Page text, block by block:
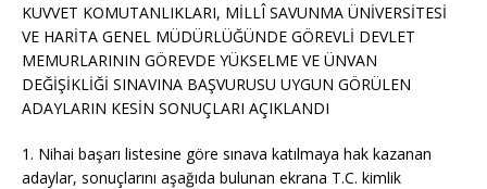
KUVVET KOMUTANLIKLARI, MİLLÎ SAVUNMA ÜNİVERSİTESİ
VE HARİTA GENEL MÜDÜRLÜĞÜNDE GÖREVLİ DEVLET
MEMURLARININ GÖREVDE YÜKSELME VE ÜNVAN
DEĞİŞİKLİĞİ SINAVINA BAŞVURUSU UYGUN GÖRÜLEN
ADAYLARIN KESİN SONUÇLARI AÇIKLANDI
1. Nihai başarı listesine göre sınava katılmaya hak kazanan
adaylar, sonuçlarını aşağıda bulunan ekrana T.C. kimlik